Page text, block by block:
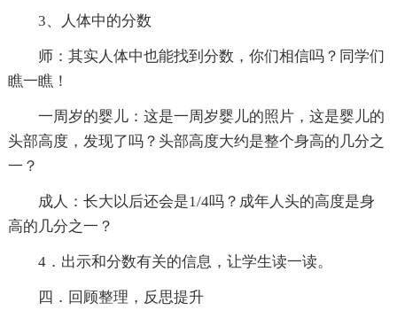
3、人体中的分数
师：其实人体中也能找到分数，你们相信吗？同学们
瞧一瞧！
一周岁的婴儿：这是一周岁婴儿的照片，这是婴儿的
头部高度，发现了吗？头部高度大约是整个身高的几分之
一？
成人：长大以后还会是1/4吗？成年人头的高度是身
高的几分之一？
4．出示和分数有关的信息，让学生读一读。
四．回顾整理，反思提升